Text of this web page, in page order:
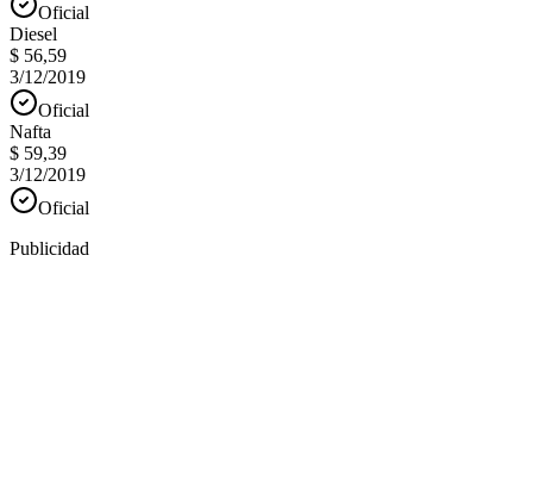
Oficial
Diesel
$ 56,59
3/12/2019
Oficial
Nafta
$ 59,39
3/12/2019
Oficial
Publicidad